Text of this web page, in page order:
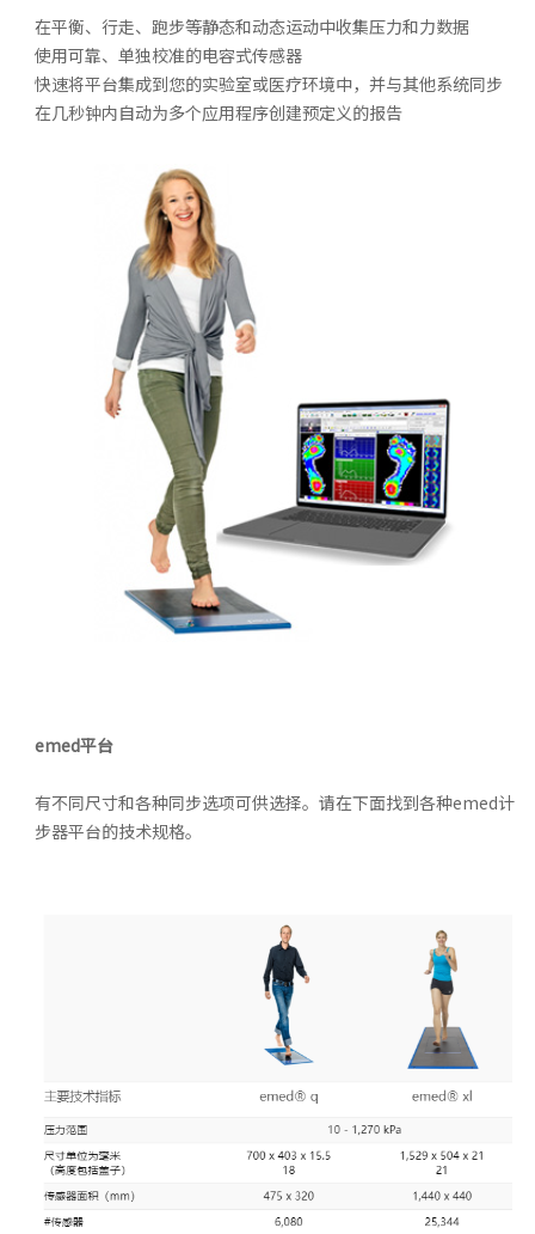
在平衡、行走、跑步等静态和动态运动中收集压力和力数据
使用可靠、单独校准的电容式传感器
快速将平台集成到您的实验室或医疗环境中，并与其他系统同步
在几秒钟内自动为多个应用程序创建预定义的报告
emed平台
有不同尺寸和各种同步选项可供选择。请在下面找到各种emed计
步器平台的技术规格。